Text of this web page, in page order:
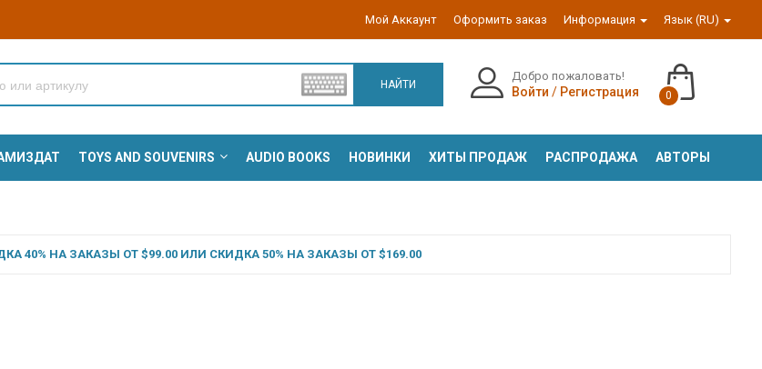
Мой Аккаунт Оформить заказ Информация Язык (RU)
НАЙТИ
Добро пожаловать!
Войти / Регистрация 0
TOYS AND SOUVENIRS AUDIO BOOKS НОВИНКИ ХИТЫ ПРОДАЖ РАСПРОДАЖА АВТОРЫ
40% НА ЗАКАЗЫ ОТ $99.00 ИЛИ СКИДКА 50% НА ЗАКАЗЫ ОТ $169.00